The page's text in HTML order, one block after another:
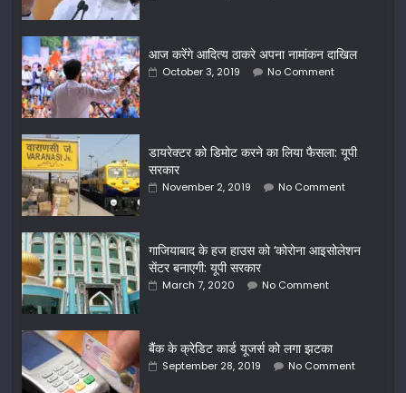
आज करेंगे आदित्य ठाकरे अपना नामांकन दाखिल
October 3, 2019 No Comment
डायरेक्टर को डिमोट करने का लिया फैसला: यूपी
सरकार
November 2, 2019 No Comment
गाजियाबाद के हज हाउस को ‘कोरोना आइसोलेशन
सेंटर बनाएगी: यूपी सरकार
March 7, 2020 No Comment
बैंक के क्रेडिट कार्ड यूजर्स को लगा झटका
September 28, 2019 No Comment